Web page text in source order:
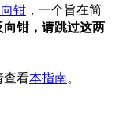
钳 ，一个旨在简
钳，请跳过这两
查看本指南。